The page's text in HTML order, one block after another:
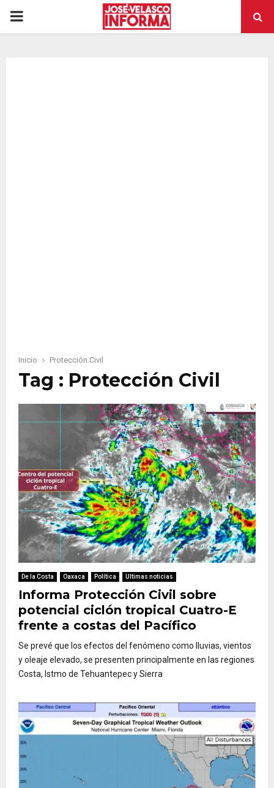
PRIMARY
Inicio Protección Civil
Tag : Protección Civil
De la Costa Oaxaca Política Ultimas noticias
Informa Protección Civil sobre
potencial ciclón tropical Cuatro-E
frente a costas del Pacífico
Se prevé que los efectos del fenómeno como lluvias, vientos
y oleaje elevado, se presenten principalmente en las regiones
Costa, Istmo de Tehuantepec y Sierra